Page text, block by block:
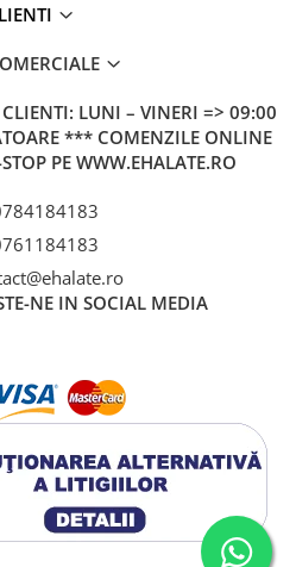
CLIENTI: LUNI – VINERI => 09:00
*** COMENZILE ONLINE
PE WWW.EHALATE.RO
NE IN SOCIAL MEDIA